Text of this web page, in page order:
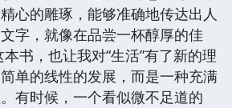
心的雕琢，能够准确地传达出人
字，就像在品尝一杯醇厚的佳
书，也让我对“生活”有了新的理
单的线性的发展，而是一种充满
有时候，一个看似微不足道的